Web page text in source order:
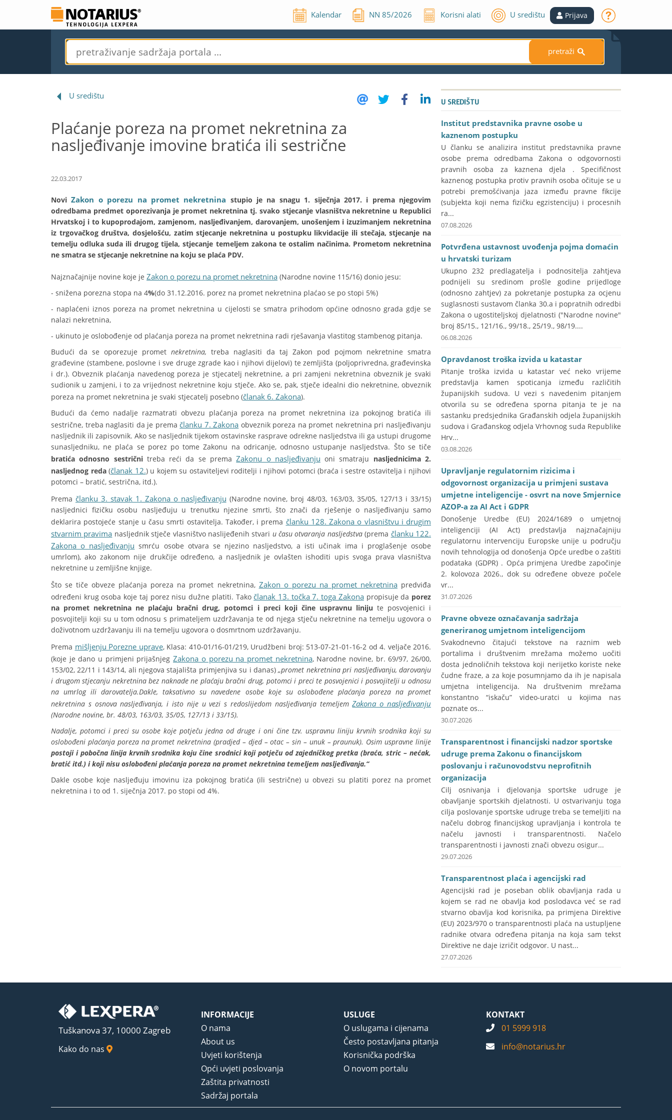
Kalendar NN85/2026 Korisni alati U središtu Prijava
pretraži S
U središtu
Plaćanje poreza na promet nekretnina za
nasljeđivanje imovine bratića ili sestrične
22.03.2017
NoviZakon o porezu na promet nekretnina stupio je na snagu 1. siječnja 2017. i prema njegovim
odredbama predmet oporezivanja je promet nekretnina tj. svako stjecanje vlasništva nekretnine u Republici
Hrvatskoj i to kupoprodajom, zamjenom, nasljeđivanjem, darovanjem, unošenjem i izuzimanjem nekretnina
iz trgovačkog društva, dosjelošću, zatim stjecanje nekretnina u postupku likvidacije ili stečaja, stjecanje na
temelju odluka suda ili drugog tijela, stjecanje temeljem zakona te ostalim načinima. Prometom nekretnina
ne smatra se stjecanje nekretnine na koju se plaća PDV.
Najznačajnije novine koje je Zakon o porezu na promet nekretnina (Narodne novine 115/16) donio jesu:
- snižena porezna stopa na 4%(do 31.12.2016. porez na promet nekretnina plaćao se po stopi 5%)
- naplaćeni iznos poreza na promet nekretnina u cijelosti se smatra prihodom općine odnosno grada gdje se
nalazi nekretnina,
- ukinuto je oslobođenje od plaćanja poreza na promet nekretnina radi rješavanja vlastitog stambenog pitanja.
Budući da se oporezuje promet nekretnina, treba naglasiti da taj Zakon pod pojmom nekretnine smatra
građevine (stambene, poslovne i sve druge zgrade kao i njihovi dijelovi) te zemljišta (poljoprivredna, građevinska
i dr.). Obveznik plaćanja navedenog poreza je stjecatelj nekretnine, a pri zamjeni nekretnina obveznik je svaki
sudionik u zamjeni, i to za vrijednost nekretnine koju stječe. Ako se, pak, stječe idealni dio nekretnine, obveznik
poreza na promet nekretnina je svaki stjecatelj posebno (članak 6. Zakona).
Budući da ćemo nadalje razmatrati obvezu plaćanja poreza na promet nekretnina iza pokojnog bratića ili
sestrične, treba naglasiti da je prema članku 7. Zakona obveznik poreza na promet nekretnina pri nasljeđivanju
nasljednik ili zapisovnik. Ako se nasljednik tijekom ostavinske rasprave odrekne nasljedstva ili ga ustupi drugome
sunasljedniku, ne plaća se porez po tome Zakonu na odricanje, odnosno ustupanje nasljedstva. Što se tiče
bratića odnosno sestričnitreba reći da se premaZakonu o nasljeđivanju oni smatraju nasljednicima 2.
nasljednog reda(članak 12.) u kojem su ostaviteljevi roditelji i njihovi potomci (braća i sestre ostavitelja i njihovi
potomci – bratić, sestrična, itd.).
Prema članku 3. stavak 1. Zakona o nasljeđivanju (Narodne novine, broj 48/03, 163/03, 35/05, 127/13 i 33/15)
nasljednici fizičku osobu nasljeđuju u trenutku njezine smrti, što znači da rješenje o nasljeđivanju samo
deklarira postojeće stanje u času smrti ostavitelja. Također, i prema članku 128. Zakona o vlasništvu i drugim
stvarnim pravima nasljednik stječe vlasništvo naslijeđenih stvari u času otvaranja nasljedstva(prema članku 122.
Zakona o nasljeđivanju smrću osobe otvara se njezino nasljedstvo, a isti učinak ima i proglašenje osobe
umrlom), ako zakonom nije drukčije određeno, a nasljednik je ovlašten ishoditi upis svoga prava vlasništva
nekretnine u zemljišne knjige.
Što se tiče obveze plaćanja poreza na promet nekretnina, Zakon o porezu na promet nekretninapredviđa
određeni krug osoba koje taj porez nisu dužne platiti. Tako članak 13. točka 7. toga Zakonapropisuje da porez
na promet nekretnina ne plaćaju bračni drug, potomci i preci koji čine uspravnu liniju te posvojenici i
posvojitelji koji su u tom odnosu s primateljem uzdržavanja te od njega stječu nekretnine na temelju ugovora o
doživotnom uzdržavanju ili na temelju ugovora o dosmrtnom uzdržavanju.
Prema mišljenju Porezne uprave, Klasa: 410-01/16-01/219, Urudžbeni broj: 513-07-21-01-16-2 od 4. veljače 2016.
(koje je dano u primjeni prijašnjegZakona o porezu na promet nekretnina, Narodne novine, br. 69/97, 26/00,
153/02, 22/11 i 143/14, ali njegova stajališta primjenjiva su i danas)„promet nekretnina pri nasljeđivanju, darovanju
i drugom stjecanju nekretnina bez naknade ne plaćaju bračni drug, potomci i preci te posvojenici i posvojitelji u odnosu
na umrlog ili darovatelja.Dakle, taksativno su navedene osobe koje su oslobođene plaćanja poreza na promet
nekretnina s osnova nasljeđivanja, i isto nije u vezi s redoslijedom nasljeđivanja temeljemZakona o nasljeđivanju
(Narodne novine, br. 48/03, 163/03, 35/05, 127/13 i 33/15).
Nadalje, potomci i preci su osobe koje potječu jedna od druge i oni čine tzv. uspravnu liniju krvnih srodnika koji su
oslobođeni plaćanja poreza na promet nekretnina (pradjed – djed – otac – sin – unuk – praunuk). Osim uspravne linije
postoji i pobočna linija krvnih srodnika koju čine srodnici koji potječu od zajedničkog pretka (braća, stric – nećak,
bratić itd.) i koji nisu oslobođeni plaćanja poreza na promet nekretnina temeljem nasljeđivanja.“
Dakle osobe koje nasljeđuju imovinu iza pokojnog bratića (ili sestrične) u obvezi su platiti porez na promet
nekretnina i to od 1. siječnja 2017. po stopi od 4%.
U SREDIŠTU
Institut predstavnika pravne osobe u
kaznenom postupku
U članku se analizira institut predstavnika pravne
osobe prema odredbama Zakona o odgovornosti
pravnih osoba za kaznena djela . Specifičnost
kaznenog postupka protiv pravnih osoba očituje se u
potrebi premošćivanja jaza između pravne fikcije
(subjekta koji nema fizičku egzistenciju) i procesnih
ra...
07.08.2026
Potvrđena ustavnost uvođenja pojma domaćin
u hrvatski turizam
Ukupno 232 predlagatelja i podnositelja zahtjeva
podnijeli su sredinom prošle godine prijedloge
(odnosno zahtjev) za pokretanje postupka za ocjenu
suglasnosti sustavom članka 30.a i popratnih odredbi
Zakona o ugostiteljskoj djelatnosti ("Narodne novine"
broj 85/15., 121/16., 99/18., 25/19., 98/19....
06.08.2026
Opravdanost troška izvida u katastar
Pitanje troška izvida u katastar već neko vrijeme
predstavlja kamen spoticanja između različitih
županijskih sudova. U vezi s navedenim pitanjem
otvorila su se određena sporna pitanja te je na
sastanku predsjednika Građanskih odjela županijskih
sudova i Građanskog odjela Vrhovnog suda Republike
Hrv...
03.08.2026
Upravljanje regulatornim rizicima i
odgovornost organizacija u primjeni sustava
umjetne inteligencije - osvrt na nove Smjernice
AZOP-a za AI Act i GDPR
Donošenje Uredbe (EU) 2024/1689 o umjetnoj
inteligenciji (AI Act) predstavlja najznačajniju
regulatornu intervenciju Europske unije u području
novih tehnologija od donošenja Opće uredbe o zaštiti
podataka (GDPR) . Opća primjena Uredbe započinje
2. kolovoza 2026., dok su određene obveze počele
vr...
31.07.2026
Pravne obveze označavanja sadržaja
generiranog umjetnom inteligencijom
Svakodnevno čitajući tekstove na raznim web
portalima i društvenim mrežama možemo uočiti
dosta jednoličnih tekstova koji nerijetko koriste neke
čudne fraze, a za koje posumnjamo da ih je napisala
umjetna inteligencija. Na društvenim mrežama
konstantno “iskaču” video-uratci u kojima nas
poznate os...
30.07.2026
Transparentnost i financijski nadzor sportske
udruge prema Zakonu o financijskom
poslovanju i računovodstvu neprofitnih
organizacija
Cilj osnivanja i djelovanja sportske udruge je
obavljanje sportskih djelatnosti. U ostvarivanju toga
cilja poslovanje sportske udruge treba se temeljiti na
načelu dobrog financijskog upravljanja i kontrola te
načelu javnosti i transparentnosti. Načelo
transparentnosti i javnosti znači obvezu osigur...
29.07.2026
Transparentnost plaća i agencijski rad
Agencijski rad je poseban oblik obavljanja rada u
kojem se rad ne obavlja kod poslodavca već se rad
stvarno obavlja kod korisnika, pa primjena Direktive
(EU) 2023/970 o transparentnosti plaća na ustupljene
radnike otvara određena pitanja na koja sam tekst
Direktive ne daje izričit odgovor. U nast...
27.07.2026
Tuškanova 37, 10000 Zagreb
Kako do nas
INFORMACIJE
O nama
About us
Uvjeti korištenja
Opći uvjeti poslovanja
Zaštita privatnosti
Sadržaj portala
USLUGE
O uslugama i cijenama
Često postavljana pitanja
Korisnička podrška
O novom portalu
KONTAKT
01 5999 918
info@notarius.hr